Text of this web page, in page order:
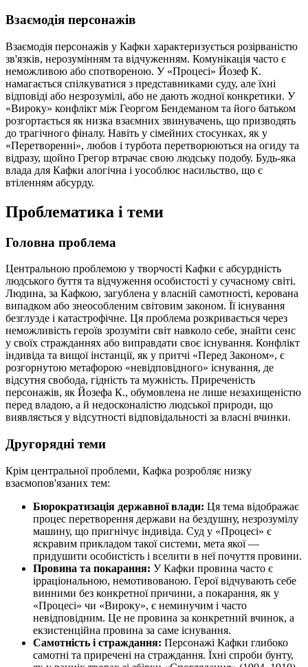
Взаємодія персонажів
Взаємодія персонажів у Кафки характеризується розірваністю
зв'язків, нерозумінням та відчуженням. Комунікація часто є
неможливою або спотвореною. У «Процесі» Йозеф К.
намагається спілкуватися з представниками суду, але їхні
відповіді або незрозумілі, або не дають жодної конкретики. У
«Вироку» конфлікт між Георгом Бендеманом та його батьком
розгортається як низка взаємних звинувачень, що призводять
до трагічного фіналу. Навіть у сімейних стосунках, як у
«Перетворенні», любов і турбота перетворюються на огиду та
відразу, щойно Грегор втрачає свою людську подобу. Будь-яка
влада для Кафки алогічна і уособлює насильство, що є
втіленням абсурду.
Проблематика і теми
Головна проблема
Центральною проблемою у творчості Кафки є абсурдність
людського буття та відчуження особистості у сучасному світі.
Людина, за Кафкою, загублена у власній самотності, керована
випадком або знеособленим світовим законом. Її існування
безглузде і катастрофічне. Ця проблема розкривається через
неможливість героїв зрозуміти світ навколо себе, знайти сенс
у своїх стражданнях або виправдати своє існування. Конфлікт
індивіда та вищої інстанції, як у притчі «Перед Законом», є
розгорнутою метафорою «невідповідного» існування, де
відсутня свобода, гідність та мужність. Приреченість
персонажів, як Йозефа К., обумовлена не лише незахищеністю
перед владою, а й недосконалістю людської природи, що
виявляється у відсутності відповідальності за власні вчинки.
Другорядні теми
Крім центральної проблеми, Кафка розробляє низку
взаємопов'язаних тем:
Бюрократизація державної влади: Ця тема відображає
процес перетворення держави на бездушну, незрозумілу
машину, що пригнічує індивіда. Суд у «Процесі» є
яскравим прикладом такої системи, мета якої —
придушити особистість і вселити в неї почуття провини.
Провина та покарання: У Кафки провина часто є
ірраціональною, немотивованою. Герої відчувають себе
винними без конкретної причини, а покарання, як у
«Процесі» чи «Вироку», є неминучим і часто
невідповідним. Це не провина за конкретний вчинок, а
екзистенційна провина за саме існування.
Самотність і страждання: Персонажі Кафки глибоко
самотні та приречені на страждання. Їхні спроби бунту,